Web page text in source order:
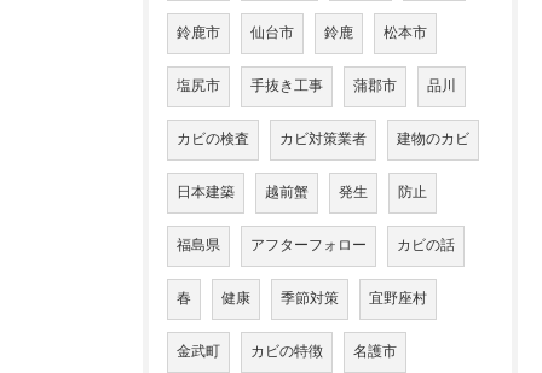
鈴鹿市 仙台市 鈴鹿 松本市
塩尻市 手抜き工事 蒲郡市 品川
カビの検査 カビ対策業者 建物のカビ
日本建築 越前蟹 発生 防止
福島県 アフターフォロー カビの話
春 健康 季節対策 宜野座村
金武町 カビの特徴 名護市